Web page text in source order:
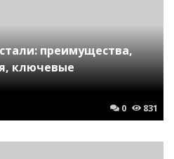
преимущества,
ключевые
0 831